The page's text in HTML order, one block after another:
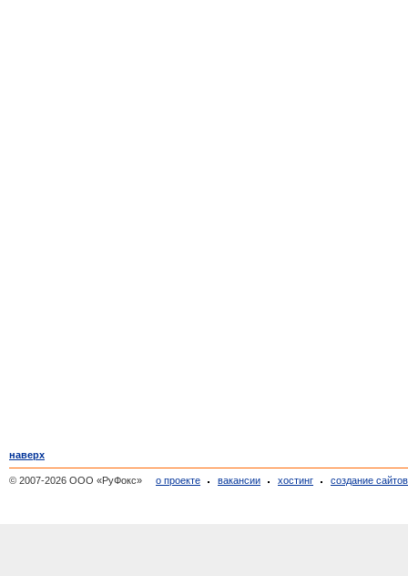
наверх
© 2007-2026 ООО «РуФокс» о проекте вакансии хостинг создание сайтов